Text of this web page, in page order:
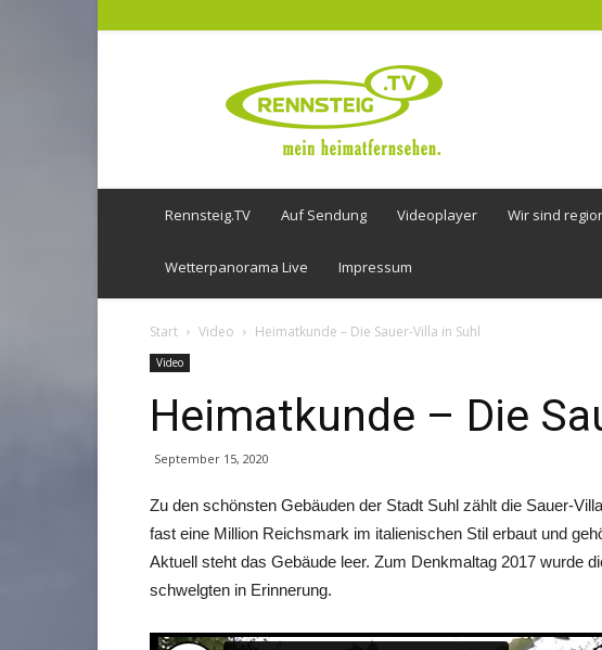
Rennsteig.TV Auf Sendung Videoplayer Wir sind
Wetterpanorama Live Impressum
Start Video Heimatkunde – Die Sauer-Villa in Suhl
Video
Heimatkunde – Die
September 15, 2020
Zu den schönsten Gebäuden der Stadt Suhl zählt die Sauer-
fast eine Million Reichsmark im italienischen Stil erbaut und
Aktuell steht das Gebäude leer. Zum Denkmaltag 2017 wurde
schwelgten in Erinnerung.